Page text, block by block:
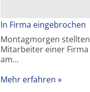
In Firma eingebrochen
Montagmorgen stellten
Mitarbeiter einer Firma
am…
Mehr erfahren